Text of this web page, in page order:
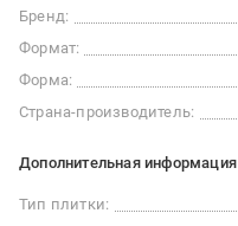
Бренд:
Формат:
Форма:
Страна-производитель:
Дополнительная информация
Тип плитки: